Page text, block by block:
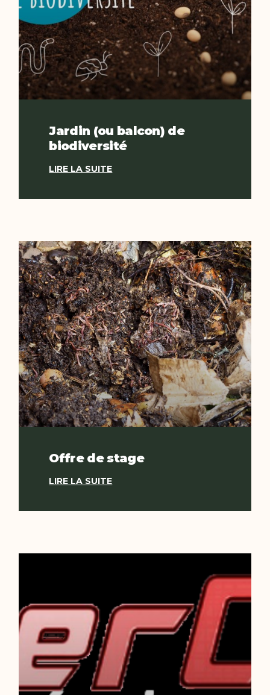
Jardin (ou balcon) de
biodiversité
LIRE LA SUITE
Offre de stage
LIRE LA SUITE